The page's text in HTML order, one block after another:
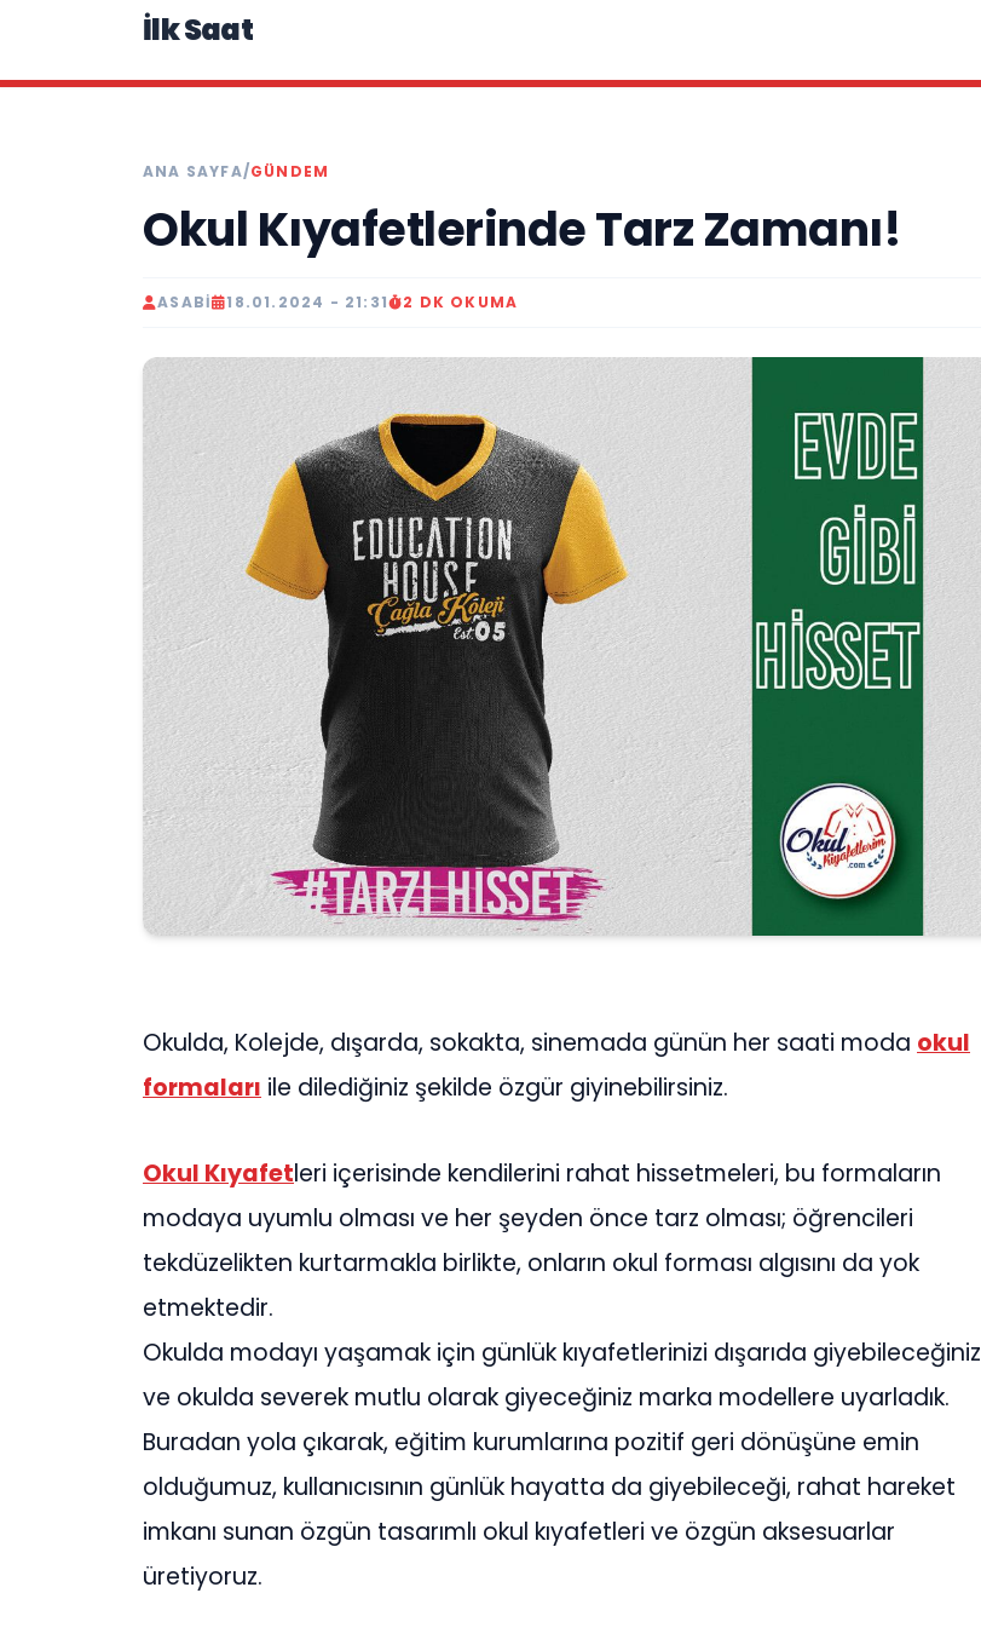
İlk Saat
ANA SAYFA/GÜNDEM
Okul Kıyafetlerinde Tarz Zamanı!
ASABI 18.01.2024 - 21:31 2 DK OKUMA
Okulda, Kolejde, dışarda, sokakta, sinemada günün her saati moda okul
formaları ile dilediğiniz şekilde özgür giyinebilirsiniz.
Okul Kıyafetleri içerisinde kendilerini rahat hissetmeleri, bu formaların
modaya uyumlu olması ve her şeyden önce tarz olması; öğrencileri
tekdüzelikten kurtarmakla birlikte, onların okul forması algısını da yok
etmektedir.
Okulda modayı yaşamak için günlük kıyafetlerinizi dışarıda giyebileceğiniz
ve okulda severek mutlu olarak giyeceğiniz marka modellere uyarladık.
Buradan yola çıkarak, eğitim kurumlarına pozitif geri dönüşüne emin
olduğumuz, kullanıcısının günlük hayatta da giyebileceği, rahat hareket
imkanı sunan özgün tasarımlı okul kıyafetleri ve özgün aksesuarlar
üretiyoruz.